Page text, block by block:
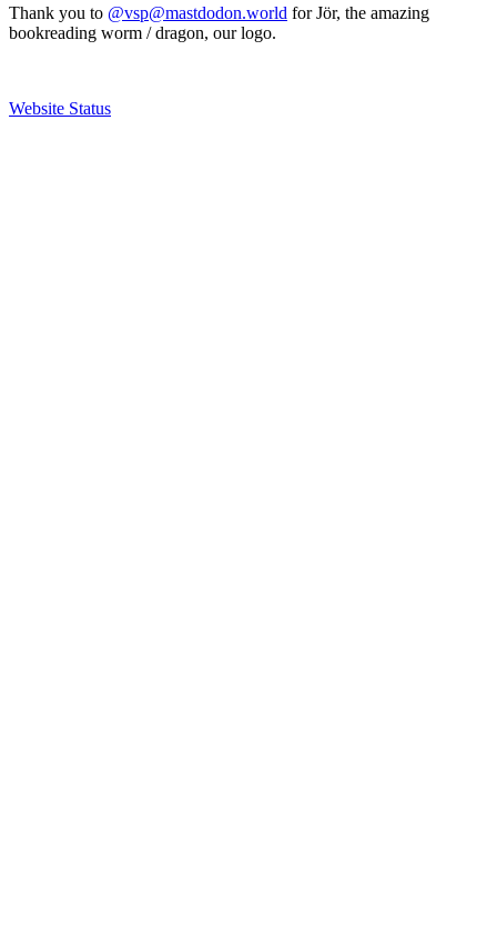
Thank you to @vsp@mastdodon.world for Jör, the amazing
bookreading worm / dragon, our logo.
Website Status